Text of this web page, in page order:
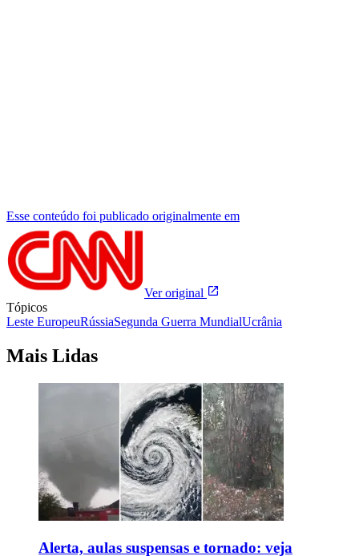
Esse conteúdo foi publicado originalmente em
Ver original
Tópicos
Leste EuropeuRússiaSegunda Guerra MundialUcrânia
Mais Lidas
Alerta, aulas suspensas e tornado: veja